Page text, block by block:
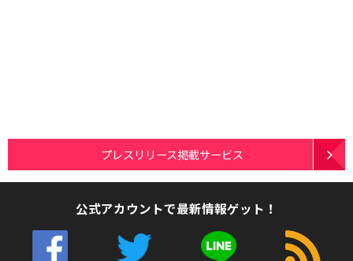
プレスリリース掲載サービス
公式アカウントで最新情報ゲット！